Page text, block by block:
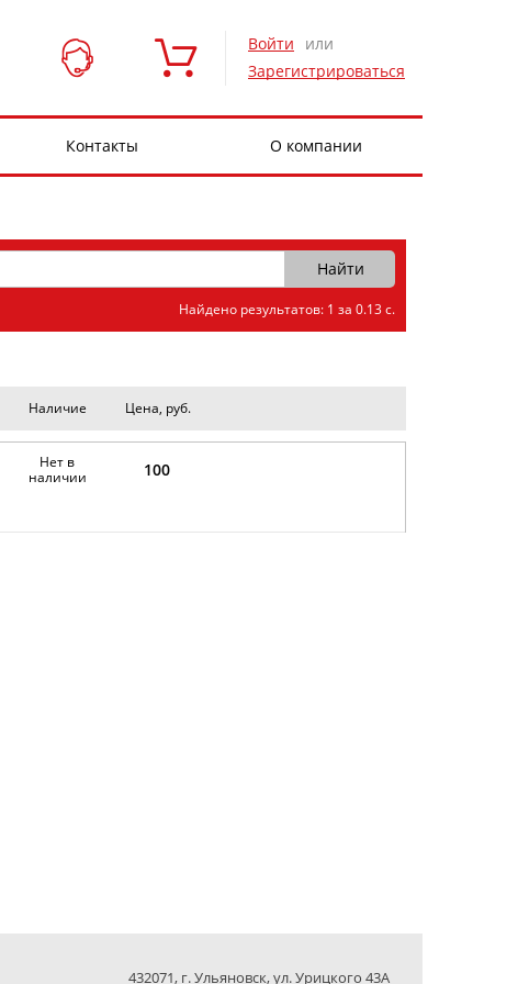
Войти
или
Зарегистрироваться
Контакты О компании
Найдено результатов: 1 за 0.13 с.
Наличие Цена, руб.
Нет в
наличии
100
432071, г. Ульяновск, ул. Урицкого 43А